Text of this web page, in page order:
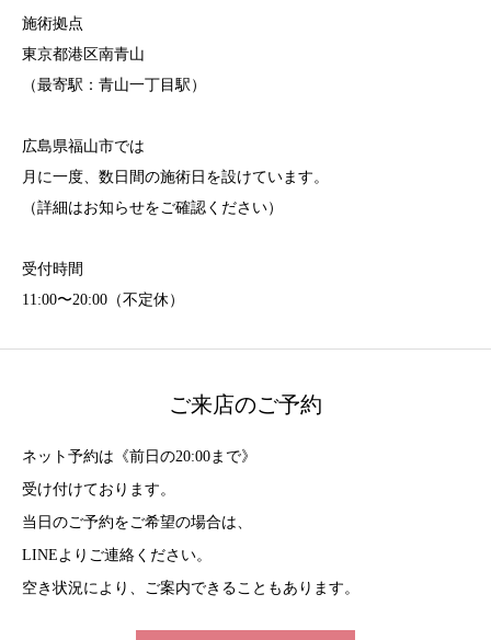
施術拠点
東京都港区南青山
（最寄駅：青山一丁目駅）
広島県福山市では
月に一度、数日間の施術日を設けています。
（詳細はお知らせをご確認ください）
受付時間
11:00〜20:00（不定休）
ご来店のご予約
ネット予約は《前日の20:00まで》
受け付けております。
当日のご予約をご希望の場合は、
LINEよりご連絡ください。
空き状況により、ご案内できることもあります。